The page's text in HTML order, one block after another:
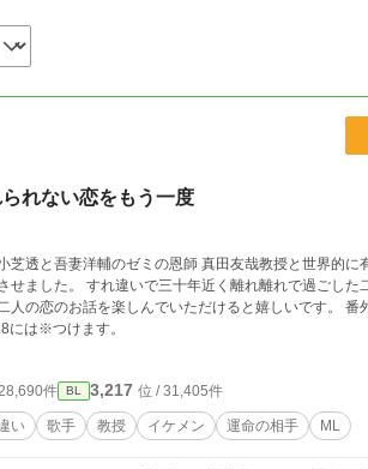
れない恋をもう一度
芝透と吾妻洋輔のゼミの恩師 真田友哉教授と世界的に
せました。 すれ違いで三十年近く離れ離れで過ごした
人の恋のお話を楽しんでいただけると嬉しいです。 番
話を加えて投稿しています。 R18には※つけます。
件 BL 3,217 位 / 31,405件
い 歌手 教授 イケメン 運命の相手 ML